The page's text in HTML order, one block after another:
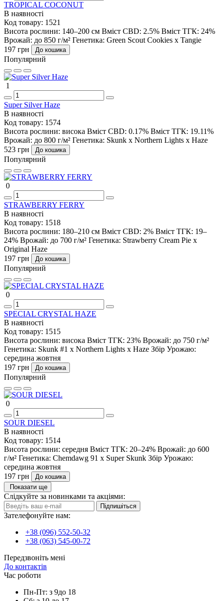
TROPICAL COCONUT
В наявності
Код товару: 1521
Висота рослини: 140–200 см Вміст CBD: 2.5% Вміст ТГК: 24%
Врожай: до 850 г/м² Генетика: Green Scout Cookies x Tangie
197 грн
До кошика
Популярний
1
Super Silver Haze
В наявності
Код товару: 1574
Висота рослини: висока Вміст CBD: 0.17% Вміст ТГК: 19.11%
Врожай: до 800 г/м² Генетика: Skunk x Northern Lights x Haze
523 грн
До кошика
Популярний
0
STRAWBERRY FERRY
В наявності
Код товару: 1518
Висота рослини: 180–210 см Вміст CBD: 2% Вміст ТГК: 19–
24% Врожай: до 700 г/м² Генетика: Strawberry Cream Pie x
Original Haze
197 грн
До кошика
Популярний
0
SPECIAL CRYSTAL HAZE
В наявності
Код товару: 1515
Висота рослини: висока Вміст ТГК: 23% Врожай: до 750 г/м²
Генетика: Skunk #1 x Northern Lights x Haze Збір Урожаю:
середина жовтня
197 грн
До кошика
Популярний
0
SOUR DIESEL
В наявності
Код товару: 1514
Висота рослини: середня Вміст ТГК: 20–24% Врожай: до 600
г/м² Генетика: Chemdawg 91 x Super Skunk Збір Урожаю:
середина жовтня
197 грн
До кошика
Показати ще
Слідкуйте за новинками та акціями:
Підпишіться
Зателефонуйте нам:
+38 (096) 552-50-32
+38 (063) 545-00-72
Передзвоніть мені
До контактів
Час роботи
Пн-Пт: з 9до 18